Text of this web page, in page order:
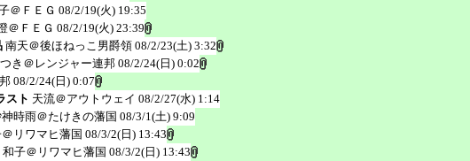
＠ＦＥＧ 08/2/19(火) 19:35
＠ＦＥＧ 08/2/19(火) 23:39
南天＠後ほねっこ男爵領 08/2/23(土) 3:32
き＠レンジャー連邦 08/2/24(日) 0:02
08/2/24(日) 0:07
スト 天流＠アウトウェイ 08/2/27(水) 1:14
時雨＠たけきの藩国 08/3/1(土) 9:09
リワマヒ藩国 08/3/2(日) 13:43
和子＠リワマヒ藩国 08/3/2(日) 13:43